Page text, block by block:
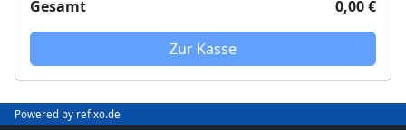
Gesamt 0,00 €
Zur Kasse
Powered by refixo.de